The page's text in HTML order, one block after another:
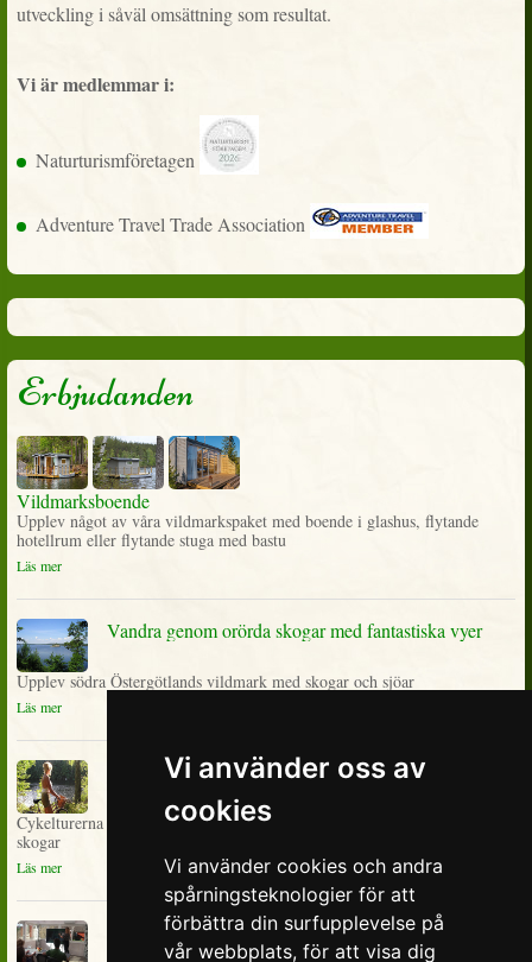
Vi använder oss av
cookies
Vi använder cookies och andra
spårningsteknologier för att
förbättra din surfupplevelse på
vår webbplats, för att visa dig
utveckling i såväl omsättning som resultat.
Vi är medlemmar i:
Naturturismföretagen
Adventure Travel Trade Association
Erbjudanden
Vildmarksboende
Upplev något av våra vildmarkspaket med boende i glashus, flytande
hotellrum eller flytande stuga med bastu
Läs mer
Vandra genom orörda skogar med fantastiska vyer
Upplev södra Östergötlands vildmark med skogar och sjöar
Läs mer
Cykeläventyr med natur och komfort
Cykelturerna går på små slingrande vägar, mellan sjöar, ängar och genom
skogar
Läs mer
Konferera i naturnära miljö